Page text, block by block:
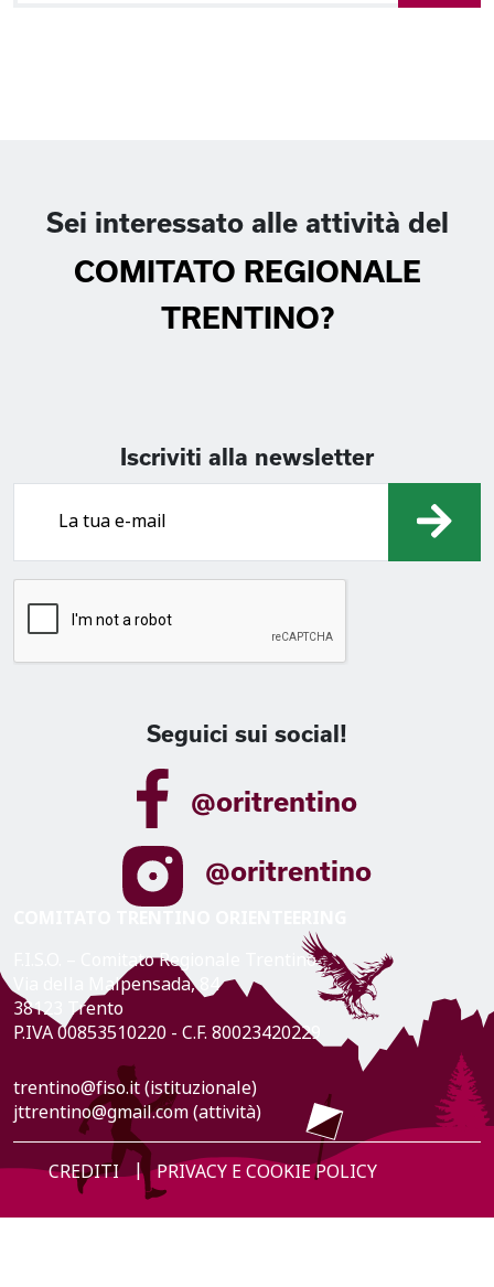
Sei interessato alle attività del
COMITATO REGIONALE
TRENTINO?
Iscriviti alla newsletter
Seguici sui social!
@oritrentino
@oritrentino
F.I.S.O. – Comitato Regionale Trentino
Via della Malpensada, 84
38123 Trento
P.IVA 00853510220 - C.F. 80023420229
trentino@fiso.it (istituzionale)
jttrentino@gmail.com (attività)
CREDITI PRIVACY E COOKIE POLICY